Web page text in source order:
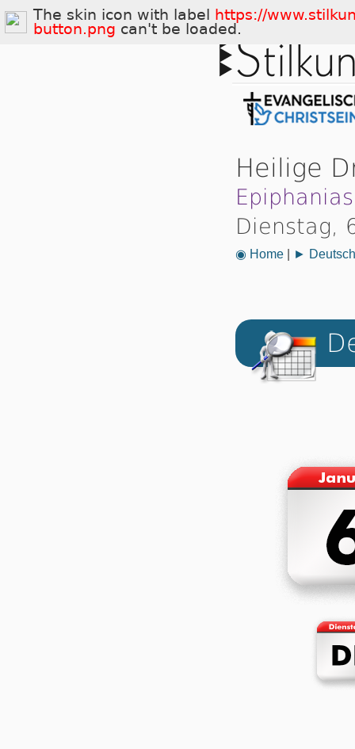
Heilige
Epiphanias
Dienstag,
◉ Home| ►
The skin icon with label
https://
button.png can't be loaded.